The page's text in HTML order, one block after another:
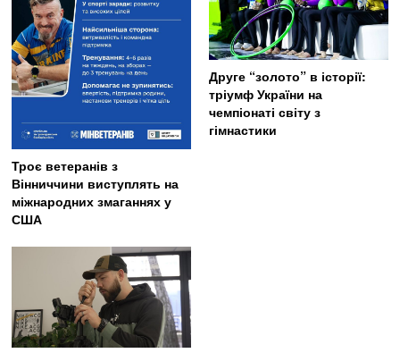
Троє ветеранів з
Вінниччини виступлять на
міжнародних змаганнях у
США
Друге “золото” в історії:
тріумф України на
чемпіонаті світу з
гімнастики